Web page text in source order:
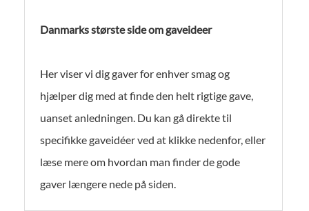
Danmarks største side om gaveideer
Her viser vi dig gaver for enhver smag og
hjælper dig med at finde den helt rigtige gave,
uanset anledningen. Du kan gå direkte til
specifikke gaveidéer ved at klikke nedenfor, eller
læse mere om hvordan man finder de gode
gaver længere nede på siden.